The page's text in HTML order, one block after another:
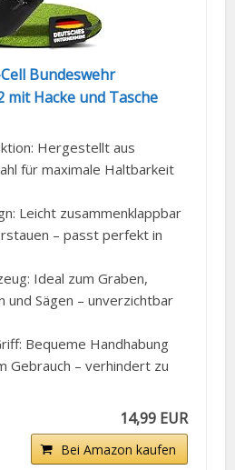
Bundeswehr
mit Hacke und Tasche
Hergestellt aus
für maximale Haltbarkeit
Leicht zusammenklappbar
– passt perfekt in
Ideal zum Graben,
und Sägen – unverzichtbar
Bequeme Handhabung
Gebrauch – verhindert zu
14,99 EUR
Bei Amazon kaufen